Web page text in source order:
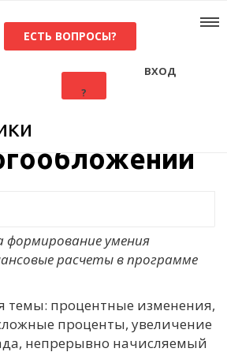
ЕСТЬ ВОПРОСЫ?
?
ВХОД
расчеты
формирование умения
расчеты в программе
темы: процентные изменения,
проценты, увеличение
непрерывно начисляемый